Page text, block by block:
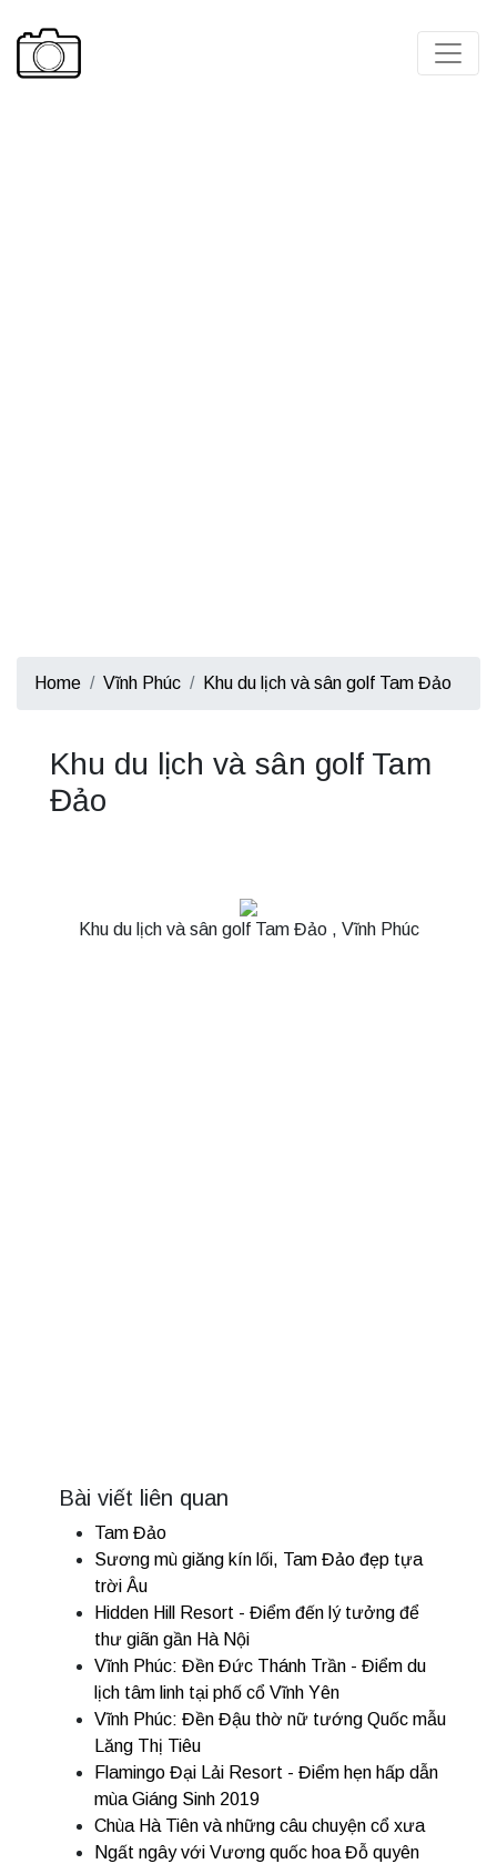
Home Vĩnh Phúc Khu du lịch và sân golf Tam Đảo
Khu du lịch và sân golf Tam
Đảo
Khu du lịch và sân golf Tam Đảo , Vĩnh Phúc
Bài viết liên quan
Tam Đảo
Sương mù giăng kín lối, Tam Đảo đẹp tựa
trời Âu
Hidden Hill Resort - Điểm đến lý tưởng để
thư giãn gần Hà Nội
Vĩnh Phúc: Đền Đức Thánh Trần - Điểm du
lịch tâm linh tại phố cổ Vĩnh Yên
Vĩnh Phúc: Đền Đậu thờ nữ tướng Quốc mẫu
Lăng Thị Tiêu
Flamingo Đại Lải Resort - Điểm hẹn hấp dẫn
mùa Giáng Sinh 2019
Chùa Hà Tiên và những câu chuyện cổ xưa
Ngất ngây với Vương quốc hoa Đỗ quyên